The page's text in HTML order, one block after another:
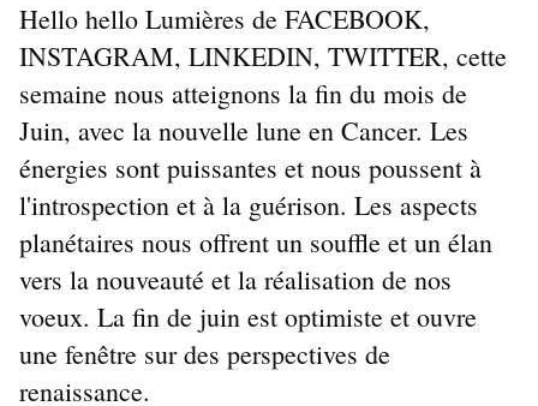
Hello hello Lumières de FACEBOOK,
INSTAGRAM, LINKEDIN, TWITTER, cette
semaine nous atteignons la fin du mois de
Juin, avec la nouvelle lune en Cancer. Les
énergies sont puissantes et nous poussent à
l'introspection et à la guérison. Les aspects
planétaires nous offrent un souffle et un élan
vers la nouveauté et la réalisation de nos
voeux. La fin de juin est optimiste et ouvre
une fenêtre sur des perspectives de
renaissance.